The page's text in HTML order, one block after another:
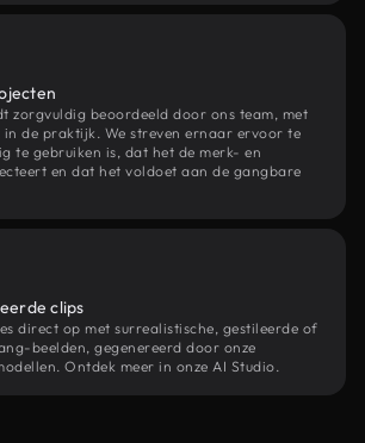
zorgvuldig beoordeeld door ons team, met
de praktijk. We streven ernaar ervoor te
te gebruiken is, dat het de merk- en
en dat het voldoet aan de gangbare
clips
direct op met surrealistische, gestileerde of
beelden, gegenereerd door onze
Ontdek meer in onze AI Studio.